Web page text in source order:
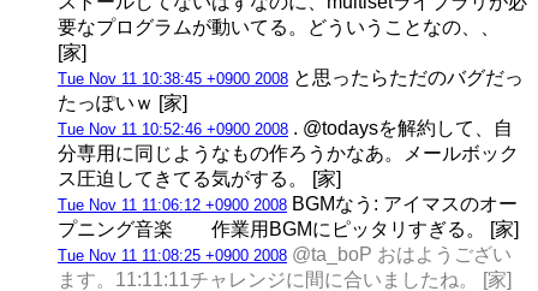
要なプログラムが動いてる。どういうことなの、、
[家]
Tue Nov 11 10:38:45 +0900 2008 と思ったらただのバグだっ
たっぽいｗ [家]
Tue Nov 11 10:52:46 +0900 2008 . @todaysを解約して、自
分専用に同じようなもの作ろうかなあ。メールボック
ス圧迫してきてる気がする。 [家]
Tue Nov 11 11:06:12 +0900 2008 BGMなう: アイマスのオー
プニング音楽 作業用BGMにピッタリすぎる。 [家]
Tue Nov 11 11:08:25 +0900 2008 @ta_boP おはようござい
ます。11:11:11チャレンジに間に合いましたね。 [家]